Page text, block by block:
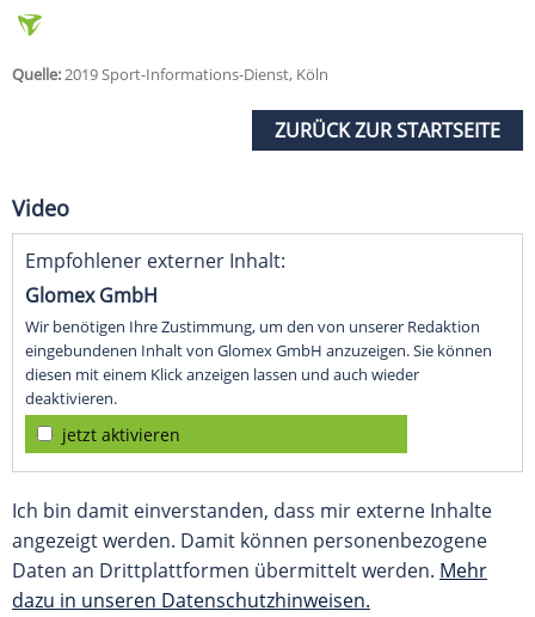
Quelle:2019 Sport-Informations-Dienst, Köln
ZURÜCK ZUR STARTSEITE
Video
Empfohlener externer Inhalt:
Glomex GmbH
Wir benötigen Ihre Zustimmung, um den von unserer Redaktion
eingebundenen Inhalt von Glomex GmbH anzuzeigen. Sie können
diesen mit einem Klick anzeigen lassen und auch wieder
deaktivieren.
jetzt aktivieren
Ich bin damit einverstanden, dass mir externe Inhalte
angezeigt werden. Damit können personenbezogene
Daten an Drittplattformen übermittelt werden. Mehr
dazu in unseren Datenschutzhinweisen.